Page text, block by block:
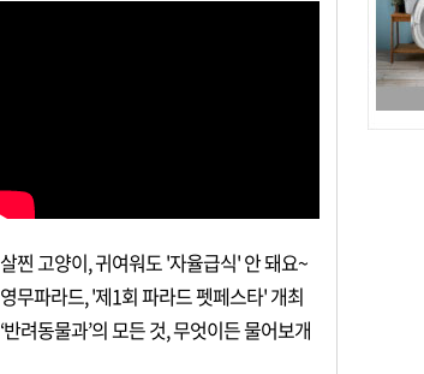
살찐 고양이, 귀여워도 '자율급식' 안 돼요~
영무파라드, '제1회 파라드 펫페스타' 개최
‘반려동물과’의 모든 것, 무엇이든 물어보개